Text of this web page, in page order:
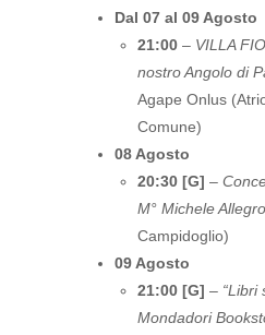
Dal 07 al 09 Agosto
21:00 – VILLA
nostro Angolo di
Agape Onlus
Comune)
08 Agosto
20:30 [G] –
M° Michele Allegro
Campidoglio)
09 Agosto
21:00 [G] – “Libri
Mondadori